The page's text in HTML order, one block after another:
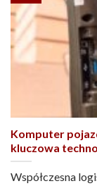
Komputer
kluczowa
Współczesna